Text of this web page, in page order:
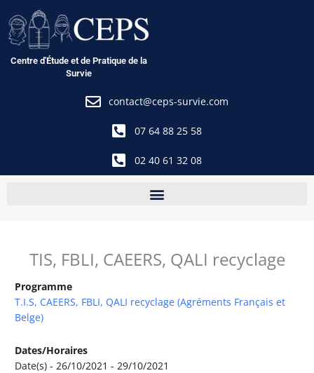
au
contenu
Centre d'Étude et de Pratique de la
Survie
contact@ceps-survie.com
07 64 88 25 58
02 40 61 32 08
TIS, FBLI, CAEERS, QALI recyclage
Programme
T.I.S, CAEERS, FBLI, QALI recyclage (Agréments Français et
Belge)
Dates/Horaires
Date(s) - 26/10/2021 - 29/10/2021